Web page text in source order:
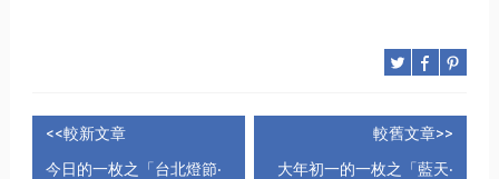
<<較新文章
今日的一枚之「台北燈節‧
較舊文章>>
大年初一的一枚之「藍天‧